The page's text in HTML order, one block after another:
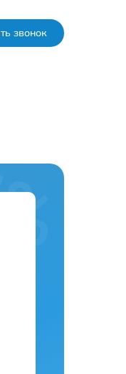
звонок